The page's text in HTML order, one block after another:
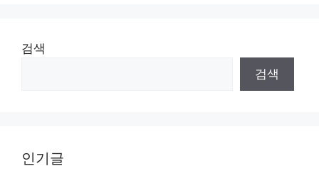
검색
검색
인기글